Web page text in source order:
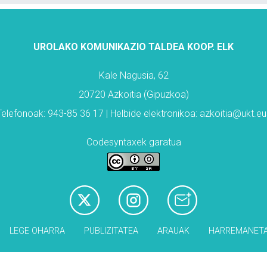
UROLAKO KOMUNIKAZIO TALDEA KOOP. ELK
Kale Nagusia, 62
20720 Azkoitia (Gipuzkoa)
943-85 36 17 | Helbide elektronikoa:
Codesyntaxek garatua
LEGE OHARRA PUBLIZITATEA ARAUAK